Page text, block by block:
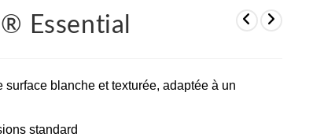
Essential
blanche et texturée, adaptée à un
standard